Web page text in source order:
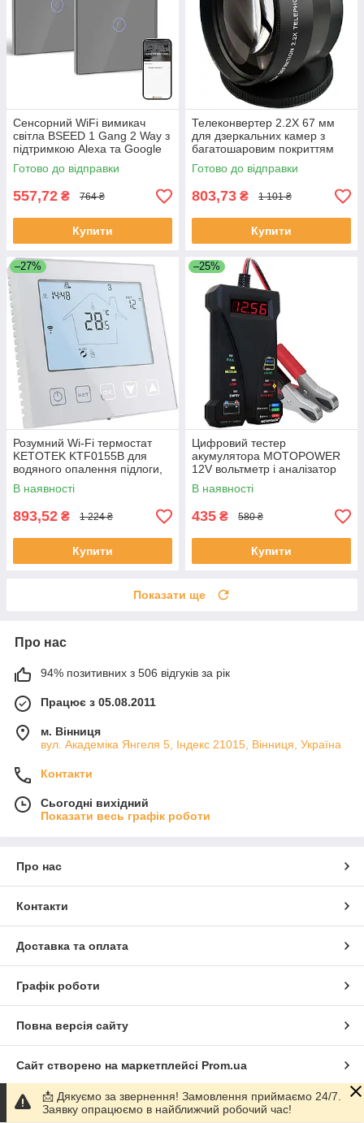
Сенсорний WiFi вимикач
світла BSEED 1 Gang 2 Way з
підтримкою Alexa та Google
Home сірий
Готово до відправки
557,72 ₴ 764 ₴
Купити
Телеконвертер 2.2X 67 мм
для дзеркальних камер з
багатошаровим покриттям
Готово до відправки
803,73 ₴ 1 101 ₴
Купити
–27%
Розумний Wi‑Fi термостат
KETOTEK KTF0155B для
водяного опалення підлоги,
3 A, сумісний з Alexa та Smart
Life/Tuya
В наявності
893,52 ₴ 1 224 ₴
Купити
–25%
Цифровий тестер
акумулятора MOTOPOWER
12V вольтметр і аналізатор
системи заряджання
генератора LCD дисплей
LED індикація
В наявності
435 ₴ 580 ₴
Купити
Показати ще
Про нас
94% позитивних з 506 відгуків за рік
Працює з 05.08.2011
м. Вінниця
вул. Академіка Янгеля 5, Індекс 21015, Вінниця, Україна
Контакти
Сьогодні вихідний
Показати весь графік роботи
Про нас
Контакти
Доставка та оплата
Графік роботи
Повна версія сайту
Сайт створено на маркетплейсі Prom.ua
Політика конфіденційності
📩 Дякуємо за звернення! Замовлення приймаємо 24/7.
Заявку опрацюємо в найближчий робочий час!